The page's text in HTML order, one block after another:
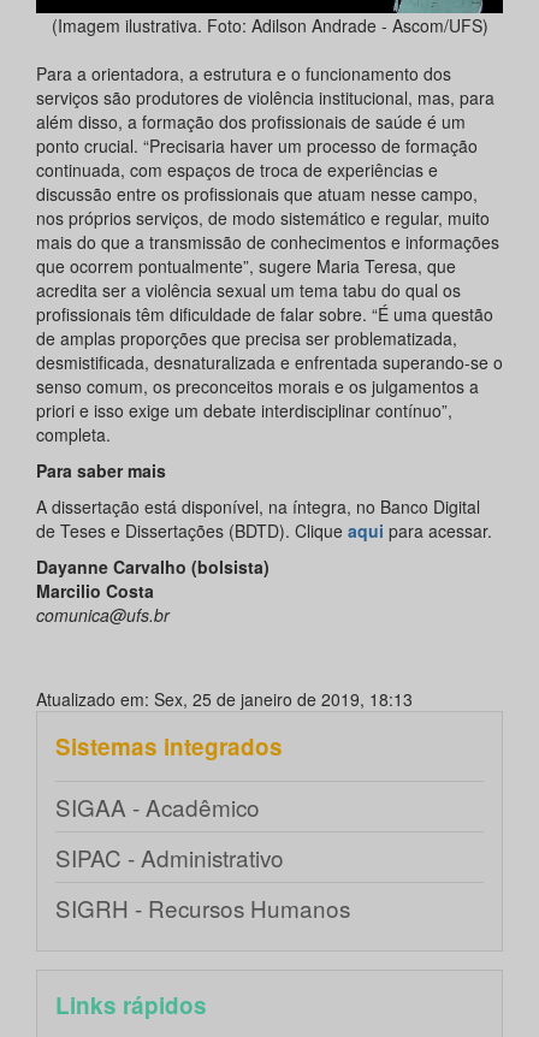
(Imagem ilustrativa. Foto: Adilson Andrade - Ascom/UFS)
Para a orientadora, a estrutura e o funcionamento dos
serviços são produtores de violência institucional, mas, para
além disso, a formação dos profissionais de saúde é um
ponto crucial. “Precisaria haver um processo de formação
continuada, com espaços de troca de experiências e
discussão entre os profissionais que atuam nesse campo,
nos próprios serviços, de modo sistemático e regular, muito
mais do que a transmissão de conhecimentos e informações
que ocorrem pontualmente”, sugere Maria Teresa, que
acredita ser a violência sexual um tema tabu do qual os
profissionais têm dificuldade de falar sobre. “É uma questão
de amplas proporções que precisa ser problematizada,
desmistificada, desnaturalizada e enfrentada superando-se o
senso comum, os preconceitos morais e os julgamentos a
priori e isso exige um debate interdisciplinar contínuo”,
completa.
Para saber mais
A dissertação está disponível, na íntegra, no Banco Digital
de Teses e Dissertações (BDTD). Clique aqui para acessar.
Dayanne Carvalho (bolsista)
Marcilio Costa
comunica@ufs.br
Atualizado em: Sex, 25 de janeiro de 2019, 18:13
Sistemas integrados
SIGAA - Acadêmico
SIPAC - Administrativo
SIGRH - Recursos Humanos
Links rápidos